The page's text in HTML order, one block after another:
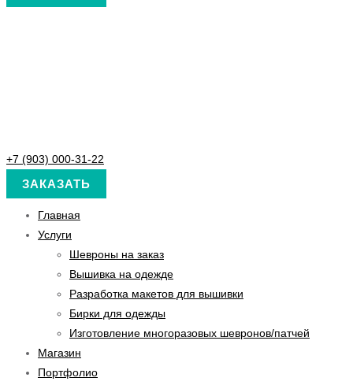
+7 (903) 000-31-22
ЗАКАЗАТЬ
Главная
Услуги
Шевроны на заказ
Вышивка на одежде
Разработка макетов для вышивки
Бирки для одежды
Изготовление многоразовых шевронов/патчей
Магазин
Портфолио